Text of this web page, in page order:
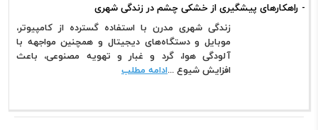
- راهکارهای پیشگیری از خشکی چشم در زندگی شهری
زندگی شهری مدرن با استفاده گسترده از کامپیوتر،
موبایل و دستگاه‌های دیجیتال و همچنین مواجهه با
آلودگی هوا، گرد و غبار و تهویه مصنوعی، باعث
افزایش شیوع ...ادامه مطلب